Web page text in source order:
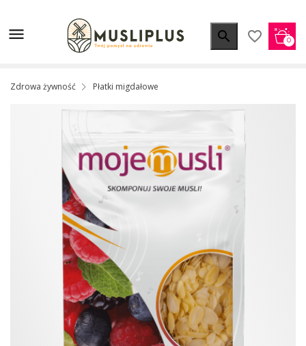
  favorite_border 0
Zdrowa żywność Płatki migdałowe